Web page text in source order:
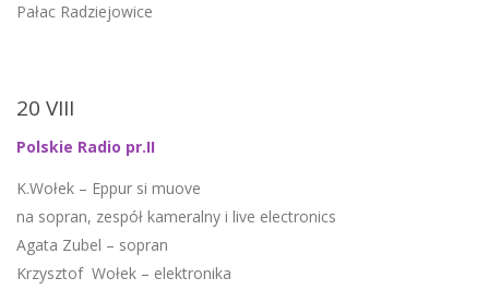
Pałac Radziejowice
20 VIII
Polskie Radio pr.II
K.Wołek – Eppur si muove
na sopran, zespół kameralny i live electronics
Agata Zubel – sopran
Krzysztof Wołek – elektronika